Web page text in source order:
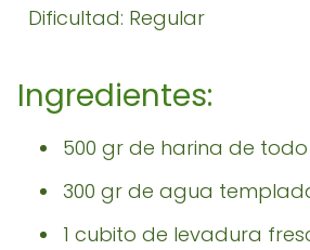
Dificultad: Regular
Ingredientes:
500 gr de harina de
300 gr de agua
1 cubito de levadura